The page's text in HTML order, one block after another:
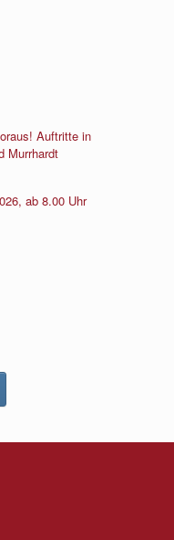
Auftritte in
Murrhardt
ab 8.00 Uhr